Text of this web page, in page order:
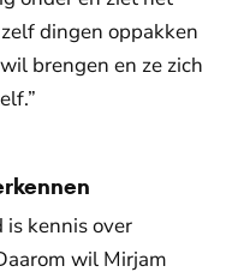
dingen oppakken
brengen en ze zich
is kennis over
wil Mirjam